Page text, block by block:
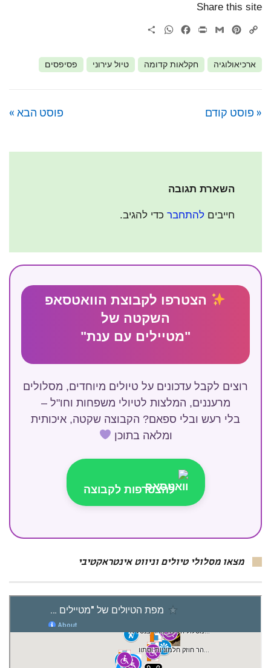
Share this site
Copy
Pinterest
Gmail
Print
Facebook
WhatsApp
ארכיאולוגיה חקלאות קדומה טיול עירוני פסיפסים
« פוסט קודם פוסט הבא »
השארת תגובה
חייבים להתחבר כדי להגיב.
הצטרפו לקבוצת הוואטסאפ
השקטה של
"מטיילים עם ענת"
רוצים לקבל עדכונים על טיולים מיוחדים, מסלולים
מרעננים, המלצות לטיולי משפחות וחו"ל –
בלי רעש ובלי ספאם? הקבוצה שקטה, איכותית
ומלאה בתוכן
להצטרפות לקבוצה
מצאו מסלולי טיולים וניווט אינטראקטיבי